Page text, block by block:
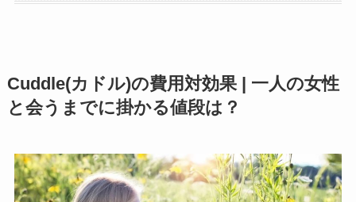
Cuddle(カドル)の費用対効果 | 一人の女性
と会うまでに掛かる値段は？